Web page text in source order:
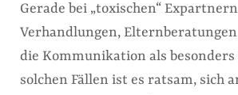
Gerade bei „toxischen“
Verhandlungen,
die Kommunikation als
solchen Fällen ist es ratsam, sich